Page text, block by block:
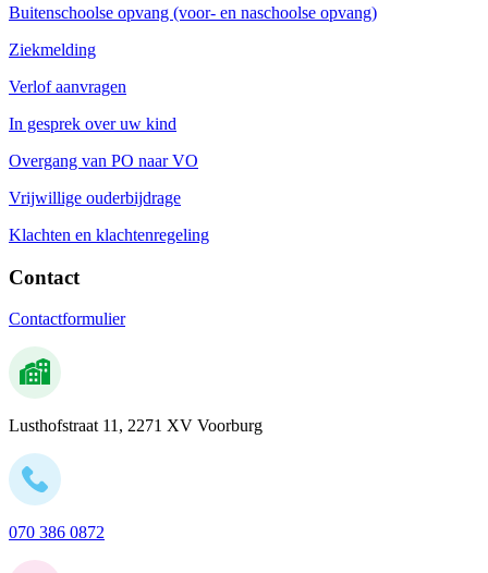
Buitenschoolse opvang (voor- en naschoolse opvang)
Ziekmelding
Verlof aanvragen
In gesprek over uw kind
Overgang van PO naar VO
Vrijwillige ouderbijdrage
Klachten en klachtenregeling
Contact
Contactformulier
Lusthofstraat 11, 2271 XV Voorburg
070 386 0872